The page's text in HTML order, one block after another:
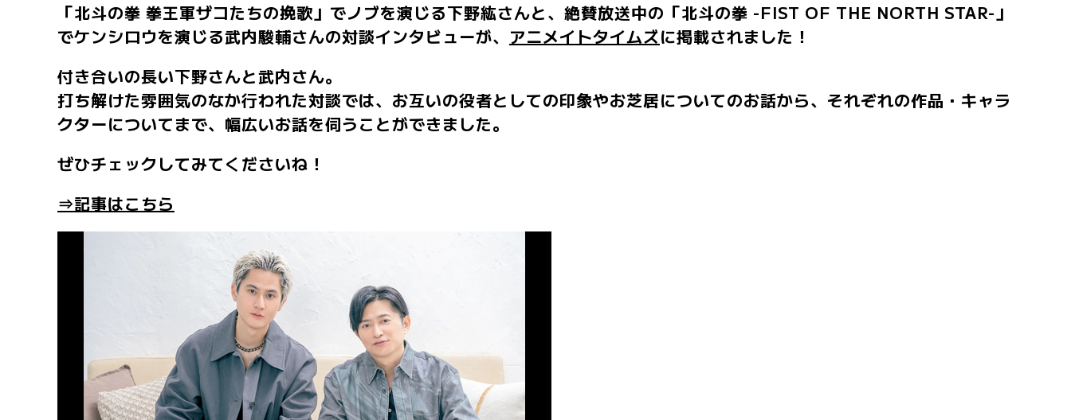
「北斗の拳 拳王軍ザコたちの挽歌」でノブを演じる下野紘さんと、絶賛放送中の「北斗の拳 -FIST OF THE NORTH STAR-」
でケンシロウを演じる武内駿輔さんの対談インタビューが、 アニメイトタイムズに掲載されました！
付き合いの長い下野さんと武内さん。
打ち解けた雰囲気のなか行われた対談では、お互いの役者としての印象やお芝居についてのお話から、それぞれの作品・キャラ
クターについてまで、幅広いお話を伺うことができました。
ぜひチェックしてみてくださいね！
⇒記事はこちら